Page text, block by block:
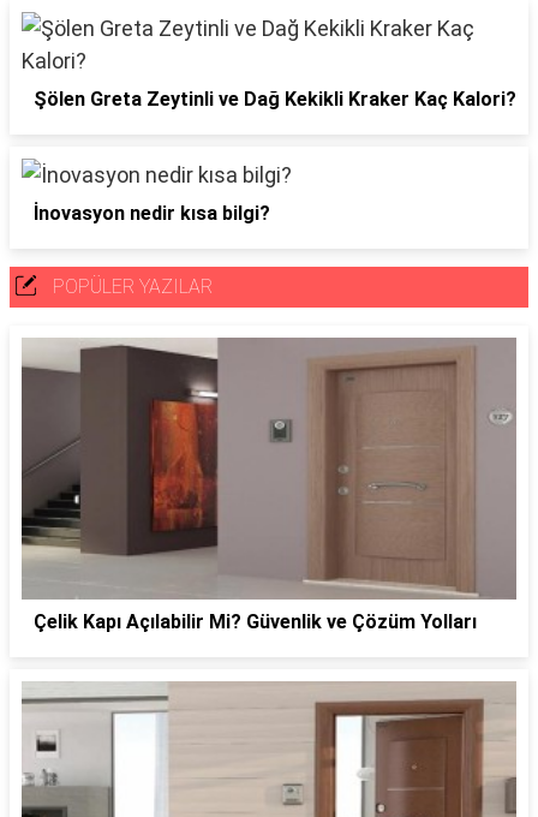
Şölen Greta Zeytinli ve Dağ Kekikli Kraker Kaç Kalori?
İnovasyon nedir kısa bilgi?
POPÜLER YAZILAR
Çelik Kapı Açılabilir Mi? Güvenlik ve Çözüm Yolları